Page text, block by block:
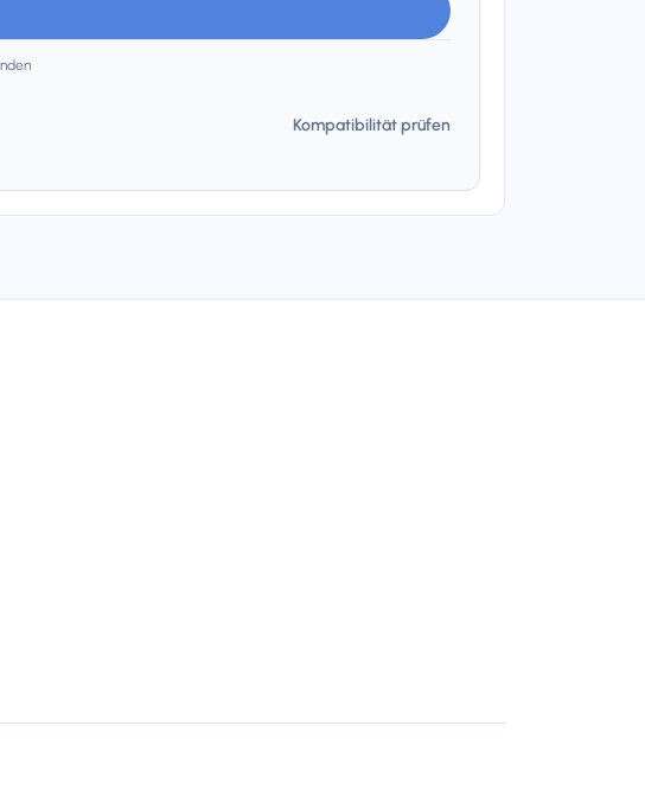
Kompatibilität prüfen